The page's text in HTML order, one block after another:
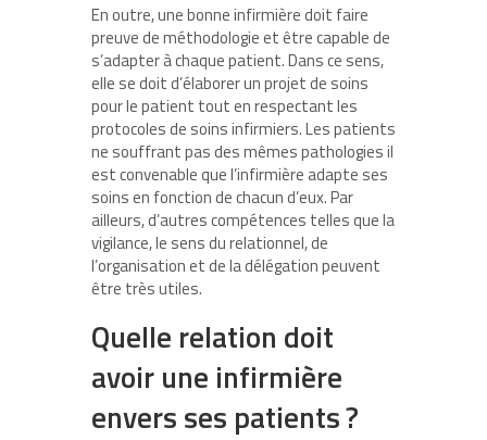
En outre, une bonne infirmière doit faire
preuve de méthodologie et être capable de
s’adapter à chaque patient. Dans ce sens,
elle se doit d’élaborer un projet de soins
pour le patient tout en respectant les
protocoles de soins infirmiers. Les patients
ne souffrant pas des mêmes pathologies il
est convenable que l’infirmière adapte ses
soins en fonction de chacun d’eux. Par
ailleurs, d’autres compétences telles que la
vigilance, le sens du relationnel, de
l’organisation et de la délégation peuvent
être très utiles.
Quelle relation doit
avoir une infirmière
envers ses patients ?